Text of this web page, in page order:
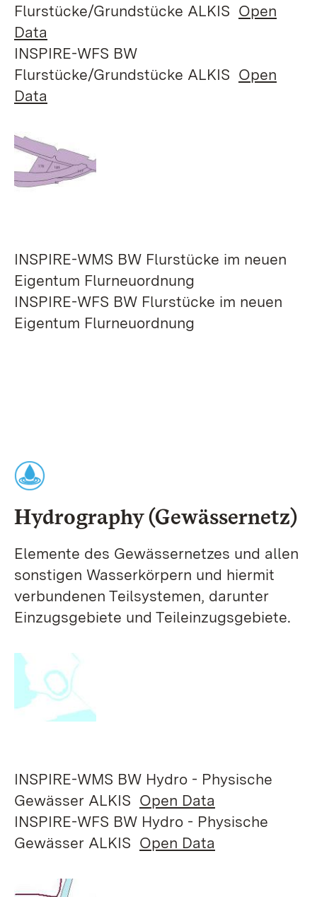
Flurstücke/Grundstücke ALKIS Open
Data
INSPIRE-WFS BW
Flurstücke/Grundstücke ALKIS Open
Data
INSPIRE-WMS BW Flurstücke im neuen
Eigentum Flurneuordnung
INSPIRE-WFS BW Flurstücke im neuen
Eigentum Flurneuordnung
Hydrography (Gewässernetz)
Elemente des Gewässernetzes und allen
sonstigen Wasserkörpern und hiermit
verbundenen Teilsystemen, darunter
Einzugsgebiete und Teileinzugsgebiete.
INSPIRE-WMS BW Hydro - Physische
Gewässer ALKIS Open Data
INSPIRE-WFS BW Hydro - Physische
Gewässer ALKIS Open Data